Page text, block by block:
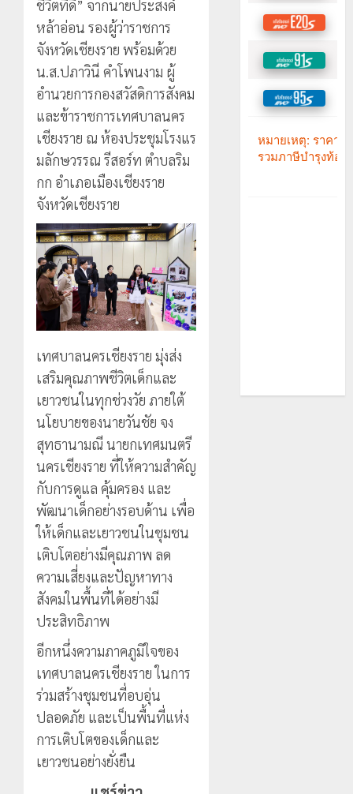
ชีวิตที่ดี” จากนายประสงค์
หล้าอ่อน รองผู้ว่าราชการ
จังหวัดเชียงราย พร้อมด้วย
น.ส.ปภาวินี คำโพนงาม ผู้
อำนวยการกองสวัสดิการสังคม
และข้าราชการเทศบาลนคร
เชียงราย ณ ห้องประชุมโรงแร
มลักษวรรณ รีสอร์ท ตำบลริม
กก อำเภอเมืองเชียงราย
จังหวัดเชียงราย
เทศบาลนครเชียงราย มุ่งส่ง
เสริมคุณภาพชีวิตเด็กและ
เยาวชนในทุกช่วงวัย ภายใต้
นโยบายของนายวันชัย จง
สุทธานามณี นายกเทศมนตรี
นครเชียงราย ที่ให้ความสำคัญ
กับการดูแล คุ้มครอง และ
พัฒนาเด็กอย่างรอบด้าน เพื่อ
ให้เด็กและเยาวชนในชุมชน
เติบโตอย่างมีคุณภาพ ลด
ความเสี่ยงและปัญหาทาง
สังคมในพื้นที่ได้อย่างมี
ประสิทธิภาพ
อีกหนึ่งความภาคภูมิใจของ
เทศบาลนครเชียงราย ในการ
ร่วมสร้างชุมชนที่อบอุ่น
ปลอดภัย และเป็นพื้นที่แห่ง
การเติบโตของเด็กและ
เยาวชนอย่างยั่งยืน